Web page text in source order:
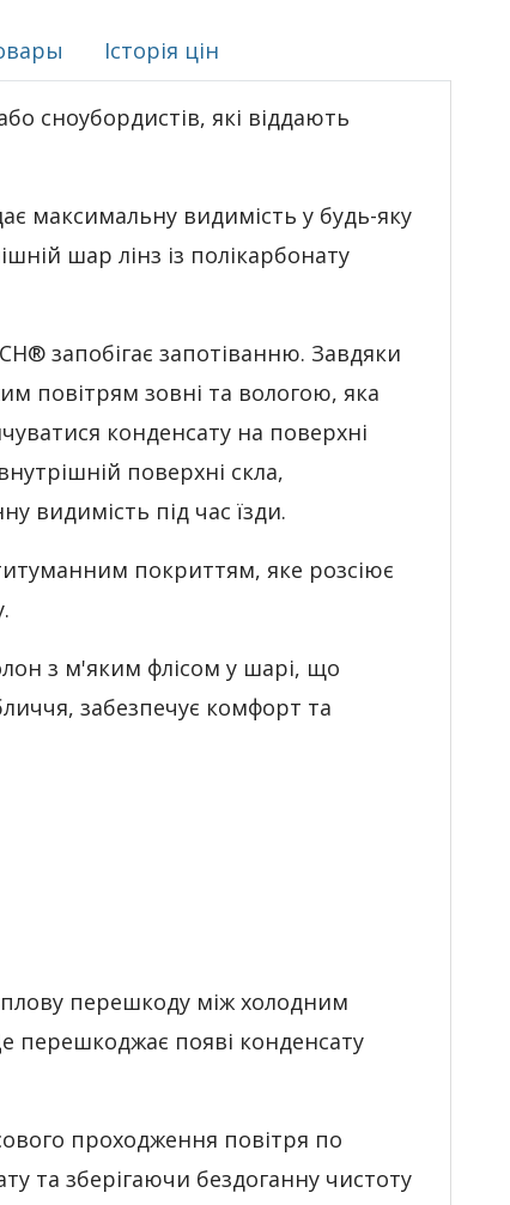
Історія цін
сноубордистів, які віддають
максимальну видимість у будь-яку
шар лінз із полікарбонату
запобігає запотіванню. Завдяки
повітрям зовні та вологою, яка
конденсату на поверхні
поверхні скла,
видимість під час їзди.
покриттям, яке розсіює
з м'яким флісом у шарі, що
забезпечує комфорт та
перешкоду між холодним
перешкоджає появі конденсату
проходження повітря по
та зберігаючи бездоганну чистоту